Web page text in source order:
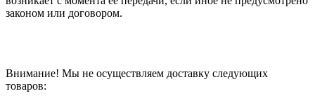
законом или договором.
Внимание! Мы не осуществляем доставку следующих
товаров: